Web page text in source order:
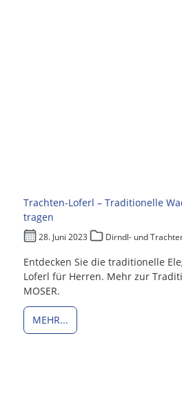
Trachten-Loferl – Traditionelle
tragen
28. Juni 2023 Dirndl- und
Entdecken Sie die traditionelle
Loferl für Herren. Mehr zur
MOSER.
MEHR...